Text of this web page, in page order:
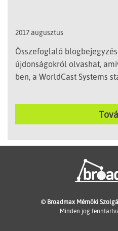
2017 augusztus
Összefoglaló
újdonságokról olvashat,
ben, a WorldCast Systems
© Broadmax Mérnöki
Minden jog